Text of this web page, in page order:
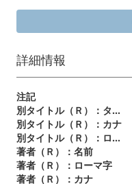
詳細情報
注記
別タイトル（Ｒ）：タイトル
別タイトル（Ｒ）：カナ
別タイトル（Ｒ）：ローマ字
著者（Ｒ）：名前
著者（Ｒ）：ローマ字
著者（Ｒ）：カナ